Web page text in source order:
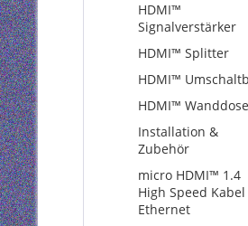
HDMI™
Signalverstärker
HDMI™ Splitter
HDMI™
HDMI™ Wanddose
Installation &
Zubehör
micro HDMI™ 1.4
High Speed
Ethernet